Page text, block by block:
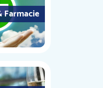
Farmacie